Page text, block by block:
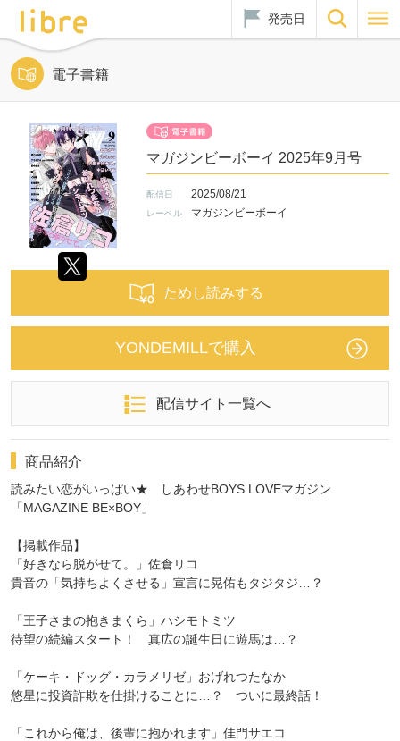
発売日
電子書籍
マガジンビーボーイ 2025年9月号
配信日 2025/08/21
レーベル マガジンビーボーイ
ためし読みする
YONDEMILLで購入
配信サイト一覧へ
商品紹介
読みたい恋がいっぱい★ しあわせBOYS LOVEマガジン
「MAGAZINE BE×BOY」
【掲載作品】
「好きなら脱がせて。」佐倉リコ
貴音の「気持ちよくさせる」宣言に晃佑もタジタジ…？
「王子さまの抱きまくら」ハシモトミツ
待望の続編スタート！ 真広の誕生日に遊馬は…？
「ケーキ・ドッグ・カラメリゼ」おげれつたなか
悠星に投資詐欺を仕掛けることに…？ ついに最終話！
「これから俺は、後輩に抱かれます」佳門サエコ